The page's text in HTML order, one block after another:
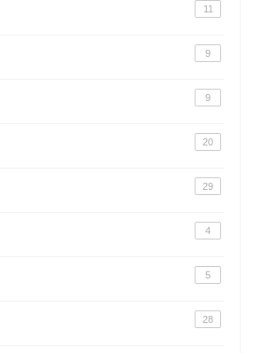
11
9
9
20
29
4
5
28